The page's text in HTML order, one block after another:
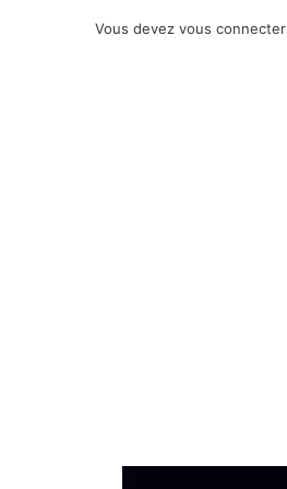
Vous devez vous connecter